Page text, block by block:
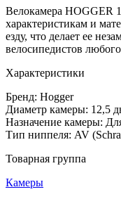
Велокамера HOGGER
характеристикам и
езду, что делает ее
велосипедистов
Характеристики
Бренд: Hogger
Диаметр камеры: 12,5
Назначение камеры:
Тип ниппеля: AV
Товарная группа
Камеры